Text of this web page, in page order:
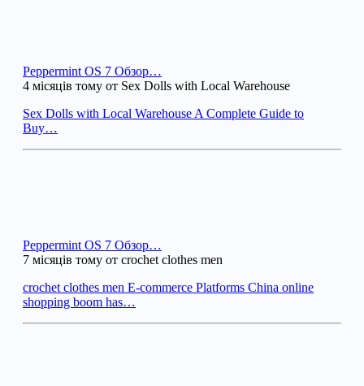
Peppermint OS 7 Обзор…
4 місяців тому от Sex Dolls with Local Warehouse
Sex Dolls with Local Warehouse A Complete Guide to
Buy…
Peppermint OS 7 Обзор…
7 місяців тому от crochet clothes men
crochet clothes men E-commerce Platforms China online
shopping boom has…